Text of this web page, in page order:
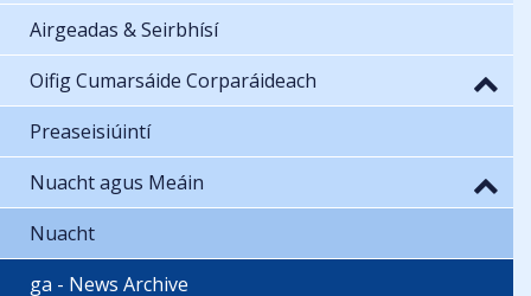
Airgeadas & Seirbhísí
Oifig Cumarsáide Corparáideach
Preaseisiúintí
Nuacht agus Meáin
Nuacht
ga - News Archive